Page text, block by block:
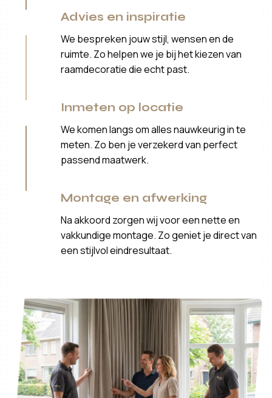
Advies en inspiratie
We bespreken jouw stijl, wensen en de
ruimte. Zo helpen we je bij het kiezen van
raamdecoratie die echt past.
Inmeten op locatie
We komen langs om alles nauwkeurig in te
meten. Zo ben je verzekerd van perfect
passend maatwerk.
Montage en afwerking
Na akkoord zorgen wij voor een nette en
vakkundige montage. Zo geniet je direct van
een stijlvol eindresultaat.